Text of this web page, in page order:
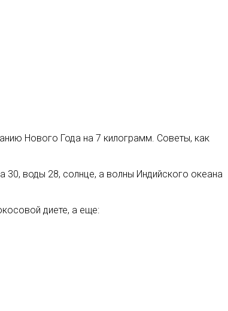
Нового Года на 7 килограмм. Советы, как
30, воды 28, солнце, а волны Индийского океана
диете, а еще: